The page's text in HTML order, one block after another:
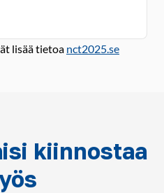
lisää tietoa nct2025.se
kiinnostaa